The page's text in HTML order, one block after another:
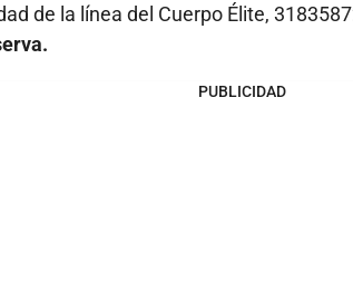
de la línea del Cuerpo Élite,
PUBLICIDAD